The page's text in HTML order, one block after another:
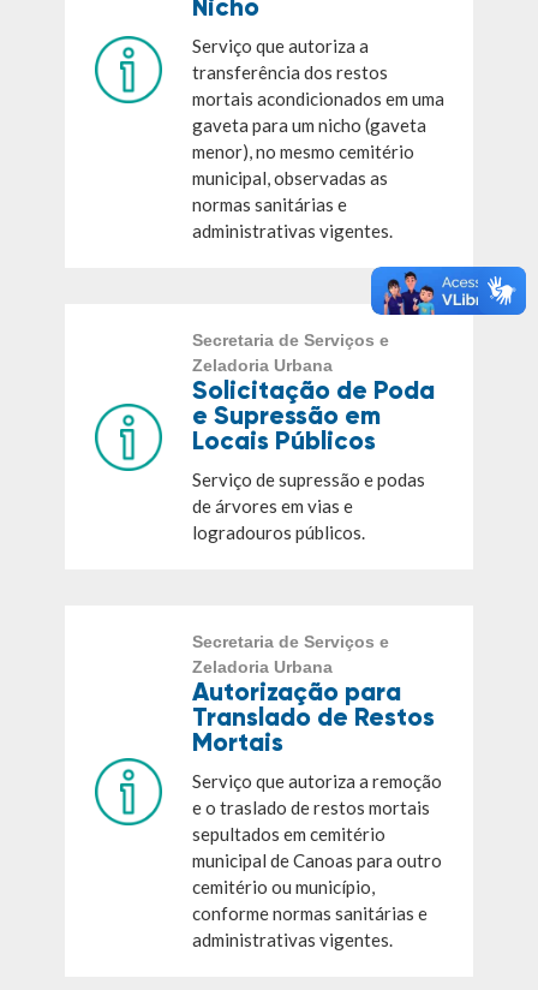
Nicho
Serviço que autoriza a
transferência dos restos
mortais acondicionados em uma
gaveta para um nicho (gaveta
menor), no mesmo cemitério
municipal, observadas as
normas sanitárias e
administrativas vigentes.
Secretaria de Serviços e
Zeladoria Urbana
Solicitação de Poda
e Supressão em
Locais Públicos
Serviço de supressão e podas
de árvores em vias e
logradouros públicos.
Secretaria de Serviços e
Zeladoria Urbana
Autorização para
Translado de Restos
Mortais
Serviço que autoriza a remoção
e o traslado de restos mortais
sepultados em cemitério
municipal de Canoas para outro
cemitério ou município,
conforme normas sanitárias e
administrativas vigentes.